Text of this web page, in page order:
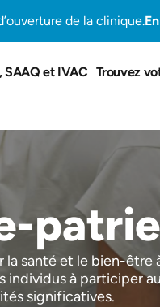
de la clinique.
SAAQ et IVAC Trouvez
patrie
santé et le bien-être
individus à participer
significatives.